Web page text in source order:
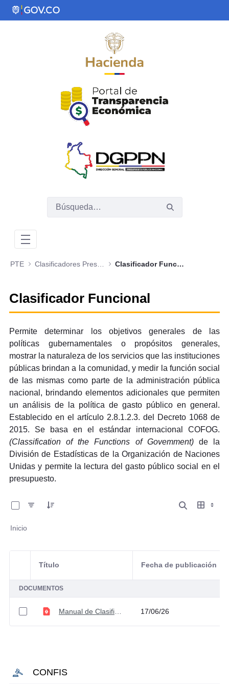
Saltar al contenido principal
PTE Clasificadores Presupuestales Clasificador Funcional
Clasificador Funcional
Permite determinar los objetivos generales de las
políticas gubernamentales o propósitos generales,
mostrar la naturaleza de los servicios que las instituciones
públicas brindan a la comunidad, y medir la función social
de las mismas como parte de la administración pública
nacional, brindando elementos adicionales que permiten
un análisis de la política de gasto público en general.
Establecido en el artículo 2.8.1.2.3. del Decreto 1068 de
2015. Se basa en el estándar internacional COFOG.
(Classification of the Functions of Govemment) de la
División de Estadísticas de la Organización de Naciones
Unidas y permite la lectura del gasto público social en el
presupuesto.
Inicio
Selección del elemento
Título Fecha de publicación
DOCUMENTOS
Manual de Clasificación Funcional 17/06/26
CONFIS